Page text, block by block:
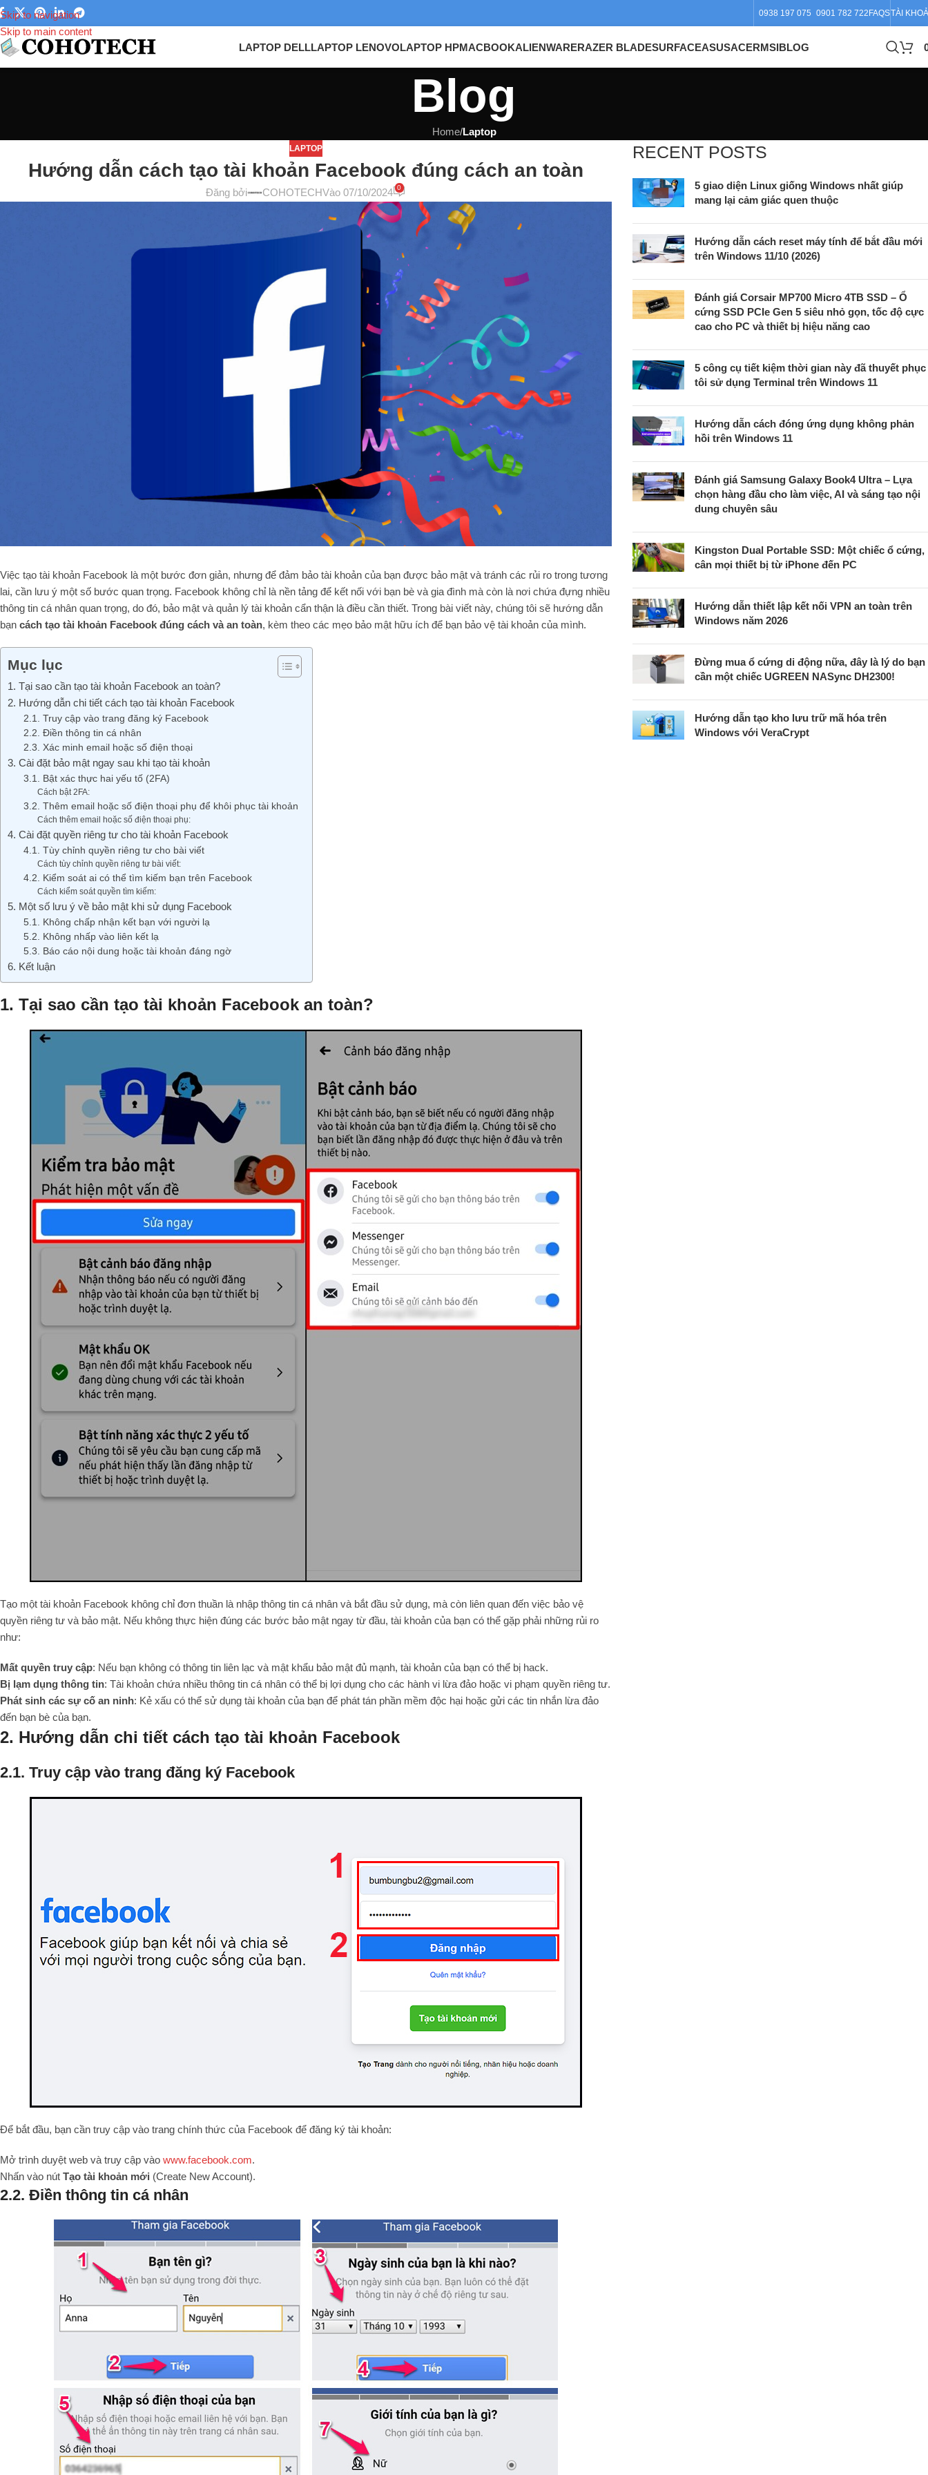
Skip to navigation
Skip to main content
0938 197 075 0901 782 722 FAQSTÀI
LAPTOP DELLLAPTOP LENOVOLAPTOP HPMACBOOKALIENWARERAZER BLADESURFACEASUSACERMSIBLOG
Blog
Home/Laptop
LAPTOP
Hướng dẫn cách tạo tài khoản Facebook đúng cách an toàn
Đăng bởi COHOTECHVào 07/10/2024 0
Việc tạo tài khoản Facebook là một bước đơn giản, nhưng để đảm bảo tài khoản của bạn được bảo mật và tránh các rủi ro trong tương
lai, cần lưu ý một số bước quan trọng. Facebook không chỉ là nền tảng để kết nối với bạn bè và gia đình mà còn là nơi chứa đựng nhiều
thông tin cá nhân quan trọng, do đó, bảo mật và quản lý tài khoản cẩn thận là điều cần thiết. Trong bài viết này, chúng tôi sẽ hướng dẫn
bạn cách tạo tài khoản Facebook đúng cách và an toàn, kèm theo các mẹo bảo mật hữu ích để bạn bảo vệ tài khoản của mình.
Mục lục
1. Tại sao cần tạo tài khoản Facebook an toàn?
2. Hướng dẫn chi tiết cách tạo tài khoản Facebook
2.1. Truy cập vào trang đăng ký Facebook
2.2. Điền thông tin cá nhân
2.3. Xác minh email hoặc số điện thoại
3. Cài đặt bảo mật ngay sau khi tạo tài khoản
3.1. Bật xác thực hai yếu tố (2FA)
Cách bật 2FA:
3.2. Thêm email hoặc số điện thoại phụ để khôi phục tài khoản
Cách thêm email hoặc số điện thoại phụ:
4. Cài đặt quyền riêng tư cho tài khoản Facebook
4.1. Tùy chỉnh quyền riêng tư cho bài viết
Cách tùy chỉnh quyền riêng tư bài viết:
4.2. Kiểm soát ai có thể tìm kiếm bạn trên Facebook
Cách kiểm soát quyền tìm kiếm:
5. Một số lưu ý về bảo mật khi sử dụng Facebook
5.1. Không chấp nhận kết bạn với người lạ
5.2. Không nhấp vào liên kết lạ
5.3. Báo cáo nội dung hoặc tài khoản đáng ngờ
6. Kết luận
1. Tại sao cần tạo tài khoản Facebook an toàn?
Tạo một tài khoản Facebook không chỉ đơn thuần là nhập thông tin cá nhân và bắt đầu sử dụng, mà còn liên quan đến việc bảo vệ
quyền riêng tư và bảo mật. Nếu không thực hiện đúng các bước bảo mật ngay từ đầu, tài khoản của bạn có thể gặp phải những rủi ro
như:
Mất quyền truy cập: Nếu bạn không có thông tin liên lạc và mật khẩu bảo mật đủ mạnh, tài khoản của bạn có thể bị hack.
Bị lạm dụng thông tin: Tài khoản chứa nhiều thông tin cá nhân có thể bị lợi dụng cho các hành vi lừa đảo hoặc vi phạm quyền riêng tư.
Phát sinh các sự cố an ninh: Kẻ xấu có thể sử dụng tài khoản của bạn để phát tán phần mềm độc hại hoặc gửi các tin nhắn lừa đảo
đến bạn bè của bạn.
2. Hướng dẫn chi tiết cách tạo tài khoản Facebook
2.1. Truy cập vào trang đăng ký Facebook
Để bắt đầu, bạn cần truy cập vào trang chính thức của Facebook để đăng ký tài khoản:
Mở trình duyệt web và truy cập vào www.facebook.com.
Nhấn vào nút Tạo tài khoản mới (Create New Account).
2.2. Điền thông tin cá nhân
RECENT POSTS
5 giao diện Linux giống Windows nhất giúp
mang lại cảm giác quen thuộc
Hướng dẫn cách reset máy tính để bắt đầu mới
trên Windows 11/10 (2026)
Đánh giá Corsair MP700 Micro 4TB SSD – Ổ
cứng SSD PCIe Gen 5 siêu nhỏ gọn, tốc độ cực
cao cho PC và thiết bị hiệu năng cao
5 công cụ tiết kiệm thời gian này đã thuyết phục
tôi sử dụng Terminal trên Windows 11
Hướng dẫn cách đóng ứng dụng không phản
hồi trên Windows 11
Đánh giá Samsung Galaxy Book4 Ultra – Lựa
chọn hàng đầu cho làm việc, AI và sáng tạo nội
dung chuyên sâu
Kingston Dual Portable SSD: Một chiếc ổ cứng,
cân mọi thiết bị từ iPhone đến PC
Hướng dẫn thiết lập kết nối VPN an toàn trên
Windows năm 2026
Đừng mua ổ cứng di động nữa, đây là lý do bạn
cần một chiếc UGREEN NASync DH2300!
Hướng dẫn tạo kho lưu trữ mã hóa trên
Windows với VeraCrypt